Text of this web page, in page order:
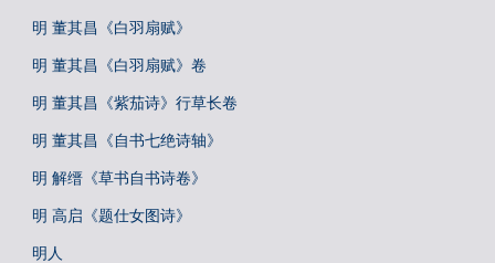
明 董其昌《白羽扇赋》
明 董其昌《白羽扇赋》卷
明 董其昌《紫茄诗》行草长卷
明 董其昌《自书七绝诗轴》
明 解缙《草书自书诗卷》
明 高启《题仕女图诗》
明人